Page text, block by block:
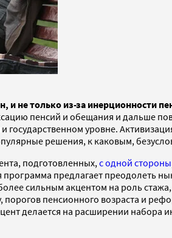
не только из-за инерционности
пенсий и обещания и дальше
государственном уровне.
решения, к каковым,
подготовленных, с одной стороны
программа предлагает преодолеть
сильным акцентом на роль
пенсионного возраста и
делается на расширении набора